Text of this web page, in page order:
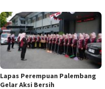
Lapas Perempuan Palembang
Gelar Aksi Bersih